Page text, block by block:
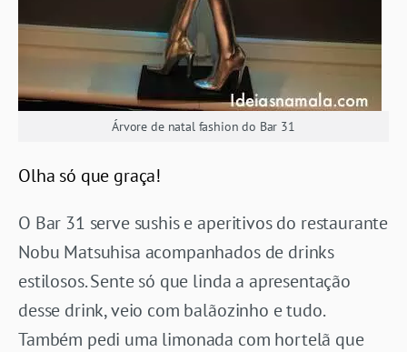
Árvore de natal fashion do Bar 31
Olha só que graça!
O Bar 31 serve sushis e aperitivos do restaurante
Nobu Matsuhisa acompanhados de drinks
estilosos. Sente só que linda a apresentação
desse drink, veio com balãozinho e tudo.
Também pedi uma limonada com hortelã que